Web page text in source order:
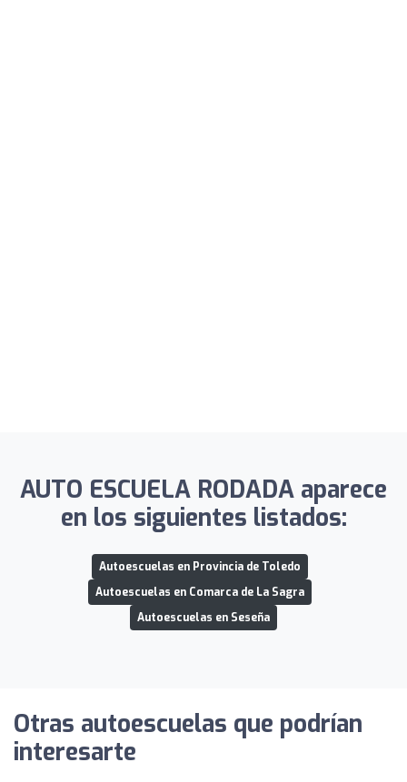
AUTO ESCUELA RODADA aparece
en los siguientes listados:
Autoescuelas en Provincia de Toledo
Autoescuelas en Comarca de La Sagra
Autoescuelas en Seseña
Otras autoescuelas que podrían
interesarte